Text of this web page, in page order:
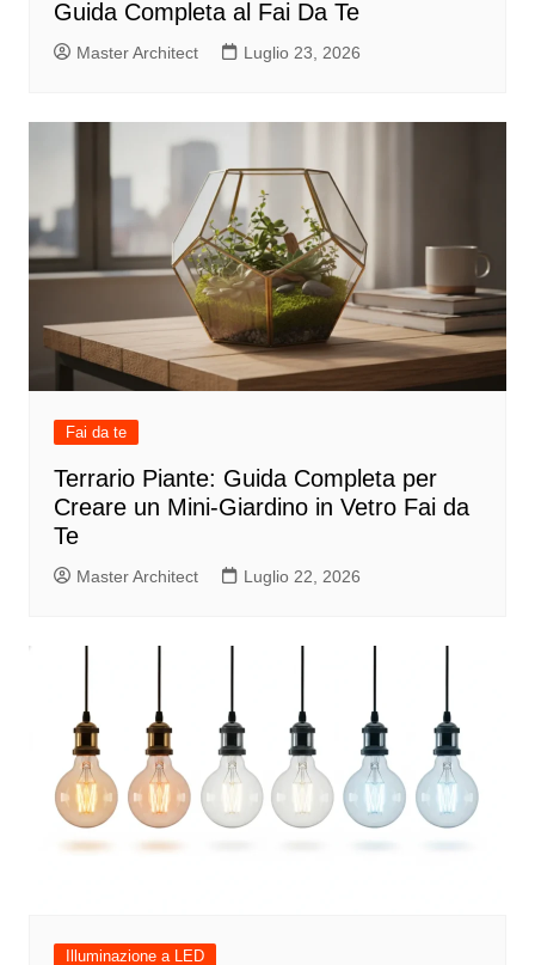
Guida Completa al Fai Da Te
Master Architect Luglio 23, 2026
Fai da te
Terrario Piante: Guida Completa per
Creare un Mini-Giardino in Vetro Fai da
Te
Master Architect Luglio 22, 2026
Illuminazione a LED